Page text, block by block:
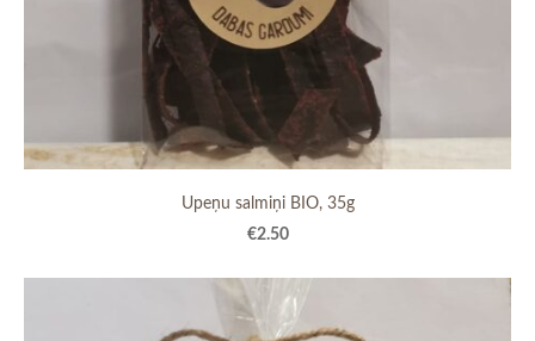
Upeņu salmiņi BIO, 35g
€2.50